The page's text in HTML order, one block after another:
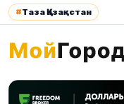
#Таза Қазақстан